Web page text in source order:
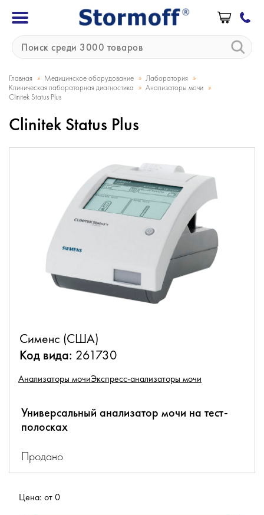
Главная » Медицинское оборудование » Лаборатория »
Клиническая лабораторная диагностика » Анализаторы мочи »
Clinitek Status Plus
Clinitek Status Plus
Сименс (США)
Код вида: 261730
Анализаторы мочиЭкспресс-анализаторы мочи
Универсальный анализатор мочи на тест-
полосках
Продано
Цена: от 0